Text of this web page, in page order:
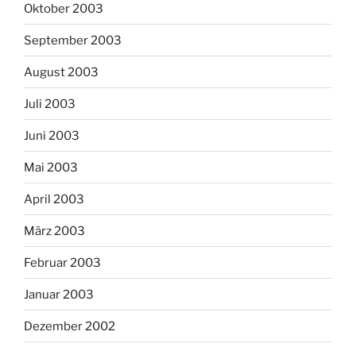
Oktober 2003
September 2003
August 2003
Juli 2003
Juni 2003
Mai 2003
April 2003
März 2003
Februar 2003
Januar 2003
Dezember 2002